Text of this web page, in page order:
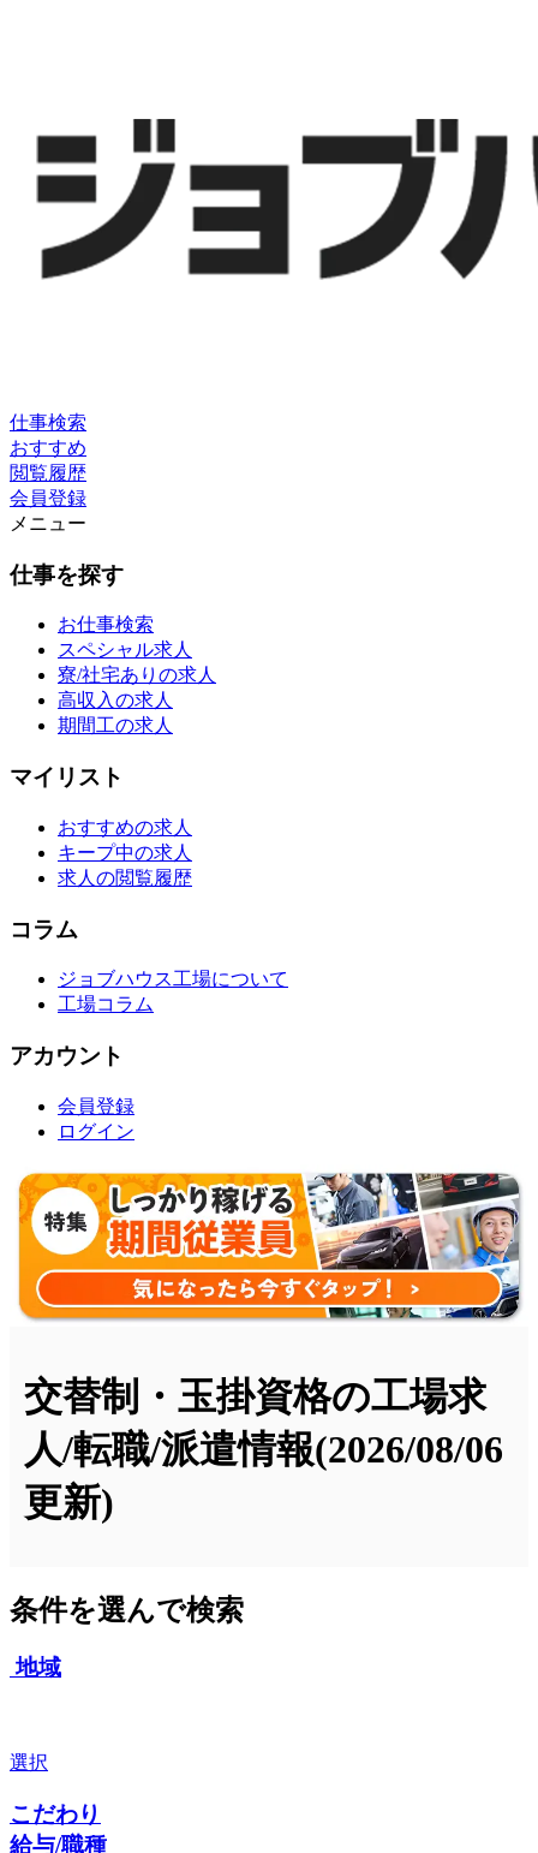
仕事検索
おすすめ
閲覧履歴
会員登録
メニュー
仕事を探す
お仕事検索
スペシャル求人
寮/社宅ありの求人
高収入の求人
期間工の求人
マイリスト
おすすめの求人
キープ中の求人
求人の閲覧履歴
コラム
ジョブハウス工場について
工場コラム
アカウント
会員登録
ログイン
交替制・玉掛資格の工場求
人/転職/派遣情報(2026/08/06
更新)
条件を選んで検索
地域
選択
こだわり
給与/職種